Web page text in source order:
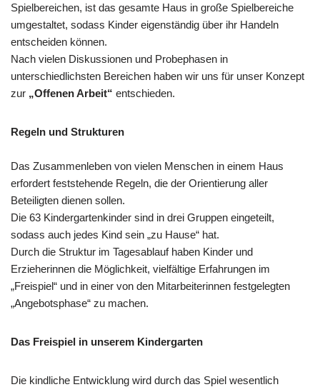
Spielbereichen, ist das gesamte Haus in große Spielbereiche
umgestaltet, sodass Kinder eigenständig über ihr Handeln
entscheiden können.
Nach vielen Diskussionen und Probephasen in
unterschiedlichsten Bereichen haben wir uns für unser Konzept
zur „Offenen Arbeit“ entschieden.
Regeln und Strukturen
Das Zusammenleben von vielen Menschen in einem Haus
erfordert feststehende Regeln, die der Orientierung aller
Beteiligten dienen sollen.
Die 63 Kindergartenkinder sind in drei Gruppen eingeteilt,
sodass auch jedes Kind sein „zu Hause“ hat.
Durch die Struktur im Tagesablauf haben Kinder und
Erzieherinnen die Möglichkeit, vielfältige Erfahrungen im
„Freispiel“ und in einer von den Mitarbeiterinnen festgelegten
„Angebotsphase“ zu machen.
Das Freispiel in unserem Kindergarten
Die kindliche Entwicklung wird durch das Spiel wesentlich